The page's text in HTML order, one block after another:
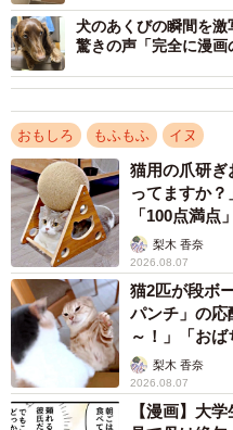
――どのような状況だった
「娘のおもちゃをくわえて
前が見えなくなってしまっ
――この状況を見たときは
「間抜けな姿に可愛いと思
いました」
犬のあくびの瞬間を
驚きの声「完全に漫
おもしろ もふもふ イヌ
猫用の爪研
ってますか
「100点満点
梨木 香奈
2026.08.07
猫2匹が段ボ
パンチ」の
～！」「お
梨木 香奈
2026.08.07
【漫画】大